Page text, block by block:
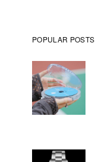
POPULAR POSTS